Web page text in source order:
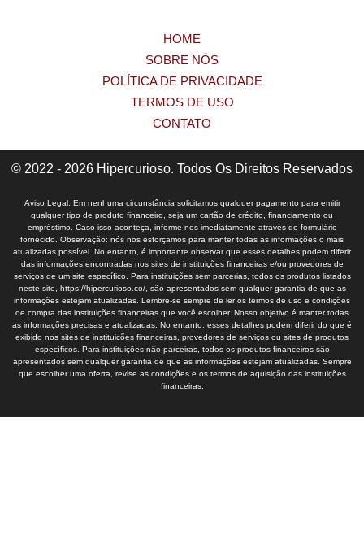
HOME
SOBRE NÓS
POLÍTICA DE PRIVACIDADE
TERMOS DE USO
CONTATO
© 2022 - 2026 Hipercurioso. Todos Os Direitos Reservados
Aviso Legal: Em nenhuma circunstância solicitamos qualquer pagamento para emitir
qualquer tipo de produto financeiro, seja um cartão de crédito, financiamento ou
empréstimo. Caso isso aconteça, informe-nos imediatamente através do formulário
fornecido. Observação: nós nos esforçamos para manter todas as informações o mais
atualizadas possível. No entanto, é importante observar que esses detalhes podem diferir
das informações encontradas nos sites de instituições financeiras e/ou provedores de
serviços de um site específico. Para instituições sem parcerias, todos os produtos listados
neste site, https://hipercurioso.co/, são apresentados sem qualquer garantia de que as
informações estejam atualizadas. Lembre-se sempre de ler os termos de uso e condições
de compra das instituições financeiras que você escolher. Nosso objetivo é manter todas
as informações precisas e atualizadas. No entanto, esses detalhes podem diferir do que é
exibido nos sites de instituições financeiras, provedores de serviços ou sites de produtos
específicos. Para instituições não parceiras, todos os produtos financeiros são
apresentados sem qualquer garantia de que as informações estejam atualizadas. Sempre
que escolher uma oferta, revise as condições e os termos de aquisição das instituições
financeiras.